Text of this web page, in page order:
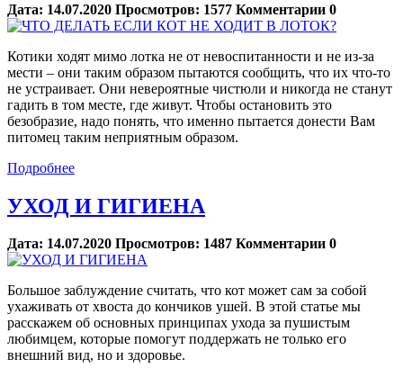
Дата: 14.07.2020 Просмотров: 1577 Комментарии 0
Котики ходят мимо лотка не от невоспитанности и не из-за
мести – они таким образом пытаются сообщить, что их что-то
не устраивает. Они невероятные чистюли и никогда не станут
гадить в том месте, где живут. Чтобы остановить это
безобразие, надо понять, что именно пытается донести Вам
питомец таким неприятным образом.
Подробнее
УХОД И ГИГИЕНА
Дата: 14.07.2020 Просмотров: 1487 Комментарии 0
Большое заблуждение считать, что кот может сам за собой
ухаживать от хвоста до кончиков ушей. В этой статье мы
расскажем об основных принципах ухода за пушистым
любимцем, которые помогут поддержать не только его
внешний вид, но и здоровье.